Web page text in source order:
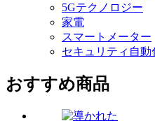
5Gテクノロジー
家電
スマートメーター
セキュリティ自動
おすすめ商品